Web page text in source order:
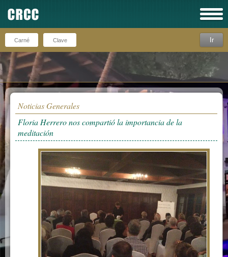
Recuérdeme
Ir
Noticias Generales
Floria Herrero nos compartió la importancia de la
meditación